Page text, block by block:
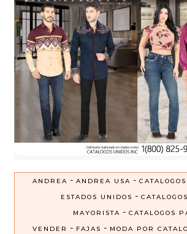
ANDREA - ANDREA USA - CATALOGOS
ESTADOS UNIDOS -
MAYORISTA - CATALOGOS
VENDER
- FAJAS - MODA POR